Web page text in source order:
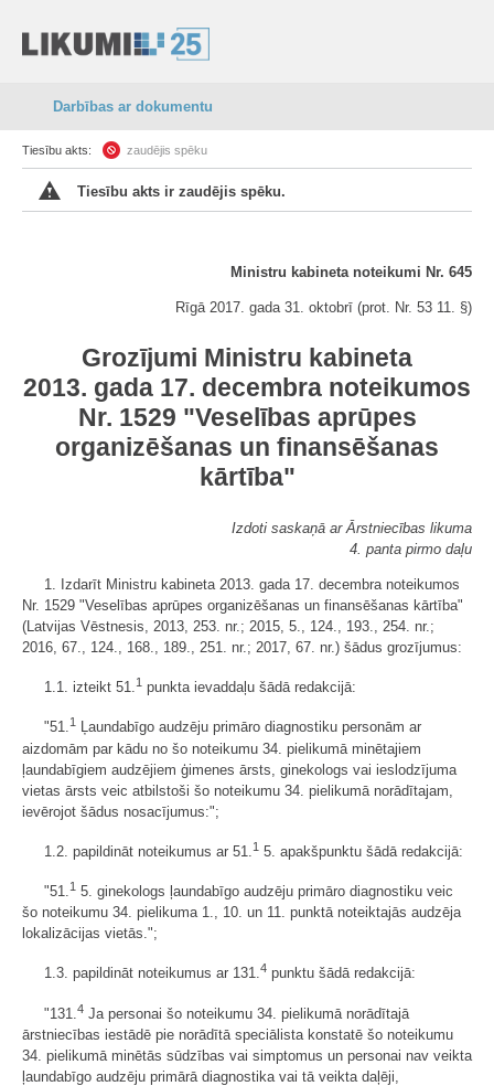
Darbības ar dokumentu
Tiesību akts: zaudējis spēku
Tiesību akts ir zaudējis spēku.
Ministru kabineta noteikumi Nr. 645
Rīgā 2017. gada 31. oktobrī (prot. Nr. 53 11. §)
Grozījumi Ministru kabineta
2013. gada 17. decembra noteikumos
Nr. 1529 "Veselības aprūpes
organizēšanas un finansēšanas
kārtība"
Izdoti saskaņā ar Ārstniecības likuma
4. panta pirmo daļu
1. Izdarīt Ministru kabineta 2013. gada 17. decembra noteikumos
Nr. 1529 "Veselības aprūpes organizēšanas un finansēšanas kārtība"
(Latvijas Vēstnesis, 2013, 253. nr.; 2015, 5., 124., 193., 254. nr.;
2016, 67., 124., 168., 189., 251. nr.; 2017, 67. nr.) šādus grozījumus:
1.1. izteikt 51.1 punkta ievaddaļu šādā redakcijā:
"51.1
Ļaundabīgo audzēju primāro diagnostiku personām ar
aizdomām par kādu no šo noteikumu 34. pielikumā minētajiem
ļaundabīgiem audzējiem ģimenes ārsts, ginekologs vai ieslodzījuma
vietas ārsts veic atbilstoši šo noteikumu 34. pielikumā norādītajam,
ievērojot šādus nosacījumus:";
1.2. papildināt noteikumus ar 51. 1 5. apakšpunktu šādā redakcijā:
"51.1 5. ginekologs ļaundabīgo audzēju primāro diagnostiku veic
šo noteikumu 34. pielikuma 1., 10. un 11. punktā noteiktajās audzēja
lokalizācijas vietās.";
1.3. papildināt noteikumus ar 131.4 punktu šādā redakcijā:
"131. 4 Ja personai šo noteikumu 34. pielikumā norādītajā
ārstniecības iestādē pie norādītā speciālista konstatē šo noteikumu
34. pielikumā minētās sūdzības vai simptomus un personai nav veikta
ļaundabīgo audzēju primārā diagnostika vai tā veikta daļēji,